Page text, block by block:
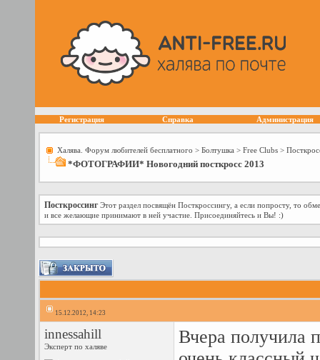
Регистрация Справка Администрация
Халява. Форум любителей бесплатного > Болтушка > Free Сlubs >
*ФОТОГРАФИИ* Новогодний посткросс 2013
Посткроссинг Этот раздел посвящён Посткроссингу, а если попросту, то
и все желающие принимают в ней участие. Присоединяйтесь и Вы! :)
15.12.2012, 14:23
innessahill
Эксперт по халяве
Вчера получила